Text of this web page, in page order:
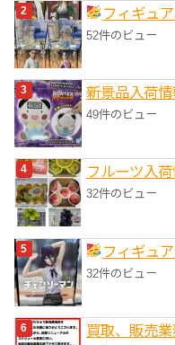
フィギュ
52件のビュー
新景品入荷情
49件のビュー
フルーツ入
32件のビュー
フィギュ
32件のビュー
買取、販売